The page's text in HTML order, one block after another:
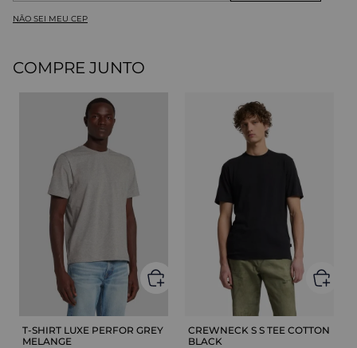
NÃO SEI MEU CEP
COMPRE JUNTO
T-SHIRT LUXE PERFOR GREY
MELANGE
CREWNECK S S TEE COTTON
BLACK